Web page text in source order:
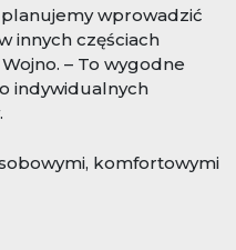
planujemy wprowadzić
innych częściach
– To wygodne
indywidualnych
komfortowymi